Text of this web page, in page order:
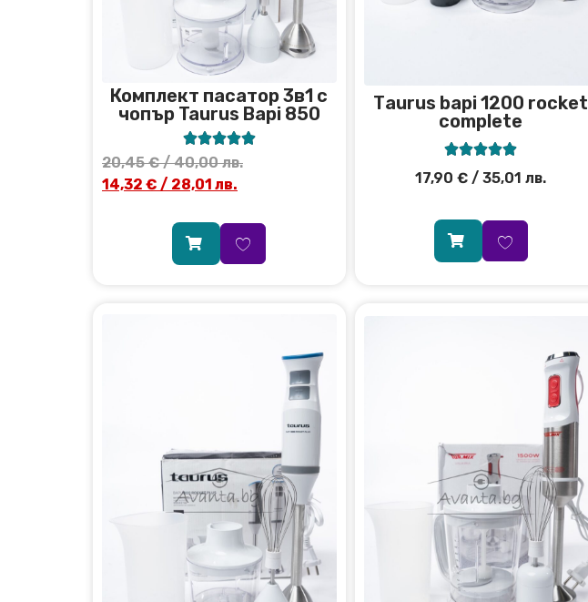
Комплект пасатор 3в1 с
чопър Taurus Bapi 850

20,45€/ 40,00 лв.
14,32 € / 28,01 лв.
Тaurus bapi 1200 rocket
completе

17,90€ / 35,01 лв.